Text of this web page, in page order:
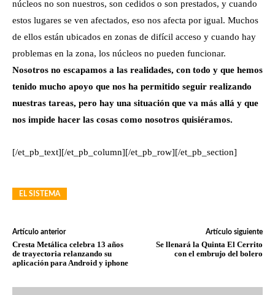
núcleos no son nuestros, son cedidos o son prestados, y cuando
estos lugares se ven afectados, eso nos afecta por igual. Muchos
de ellos están ubicados en zonas de difícil acceso y cuando hay
problemas en la zona, los núcleos no pueden funcionar.
Nosotros no escapamos a las realidades, con todo y que hemos
tenido mucho apoyo que nos ha permitido seguir realizando
nuestras tareas, pero hay una situación que va más allá y que
nos impide hacer las cosas como nosotros quisiéramos.
[/et_pb_text][/et_pb_column][/et_pb_row][/et_pb_section]
EL SISTEMA
Artículo anterior
Cresta Metálica celebra 13 años
de trayectoria relanzando su
aplicación para Android y iphone
Artículo siguiente
Se llenará la Quinta El Cerrito
con el embrujo del bolero